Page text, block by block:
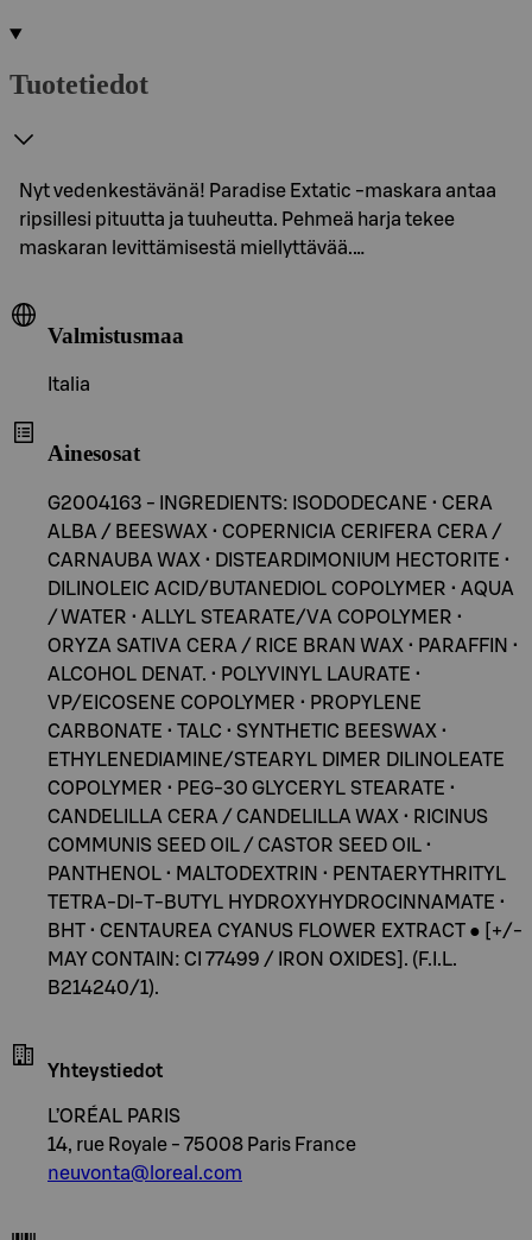
Tuotetiedot
Nyt vedenkestävänä! Paradise Extatic -maskara antaa
ripsillesi pituutta ja tuuheutta. Pehmeä harja tekee
maskaran levittämisestä miellyttävää.…
Valmistusmaa
Italia
Ainesosat
G2004163 - INGREDIENTS: ISODODECANE • CERA
ALBA / BEESWAX • COPERNICIA CERIFERA CERA /
CARNAUBA WAX • DISTEARDIMONIUM HECTORITE •
DILINOLEIC ACID/BUTANEDIOL COPOLYMER • AQUA
/ WATER • ALLYL STEARATE/VA COPOLYMER •
ORYZA SATIVA CERA / RICE BRAN WAX • PARAFFIN •
ALCOHOL DENAT. • POLYVINYL LAURATE •
VP/EICOSENE COPOLYMER • PROPYLENE
CARBONATE • TALC • SYNTHETIC BEESWAX •
ETHYLENEDIAMINE/STEARYL DIMER DILINOLEATE
COPOLYMER • PEG-30 GLYCERYL STEARATE •
CANDELILLA CERA / CANDELILLA WAX • RICINUS
COMMUNIS SEED OIL / CASTOR SEED OIL •
PANTHENOL • MALTODEXTRIN • PENTAERYTHRITYL
TETRA-DI-T-BUTYL HYDROXYHYDROCINNAMATE •
BHT • CENTAUREA CYANUS FLOWER EXTRACT ● [+/-
MAY CONTAIN: CI 77499 / IRON OXIDES]. (F.I.L.
B214240/1).
Yhteystiedot
L’ORÉAL PARIS
14, rue Royale - 75008 Paris France
neuvonta@loreal.com